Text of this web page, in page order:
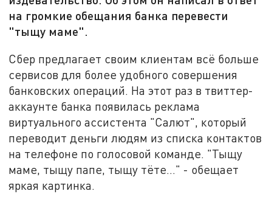
на громкие обещания банка перевести
"тыщу маме".
Сбер предлагает своим клиентам всё больше
сервисов для более удобного совершения
банковских операций. На этот раз в твиттер-
аккаунте банка появилась реклама
виртуального ассистента "Салют", который
переводит деньги людям из списка контактов
на телефоне по голосовой команде. "Тыщу
маме, тыщу папе, тыщу тёте..." - обещает
яркая картинка.